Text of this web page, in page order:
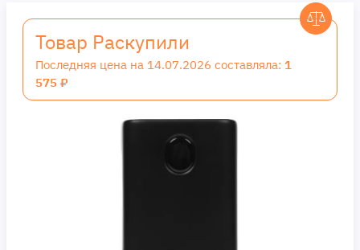
Товар Раскупили
Последняя цена на 14.07.2026 составляла: 1
575 ₽